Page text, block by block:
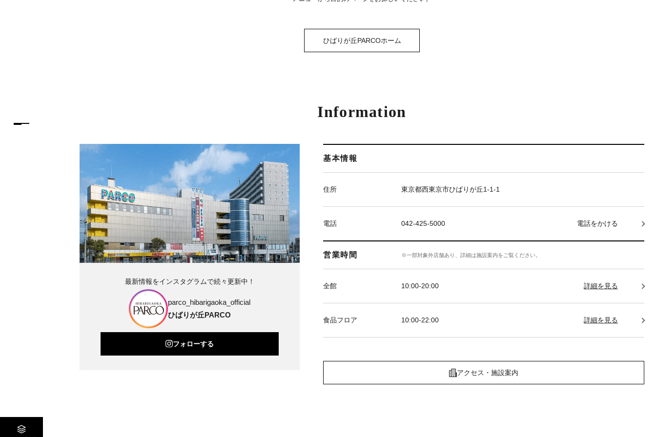
ひばりが丘PARCOホーム
Information
基本情報
住所 東京都西東京市ひばりが丘1-1-1
電話 042-425-5000 電話をかける
営業時間 ※一部対象外店舗あり、詳細は施設案内をご覧ください。
全館 10:00-20:00 詳細を見る
食品フロア 10:00-22:00 詳細を見る
アクセス・施設案内
最新情報をインスタグラムで続々更新中！
parco_hibarigaoka_official
ひばりが丘PARCO
フォローする